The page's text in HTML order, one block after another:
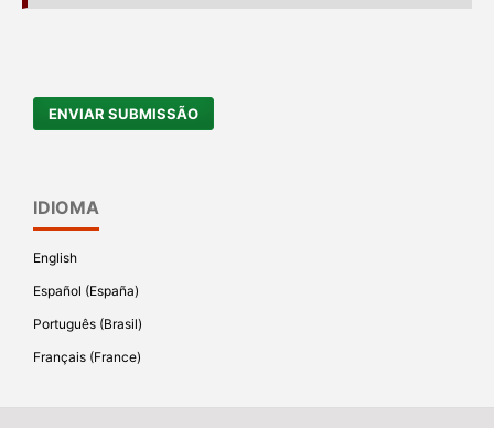
ENVIAR SUBMISSÃO
IDIOMA
English
Español (España)
Português (Brasil)
Français (France)